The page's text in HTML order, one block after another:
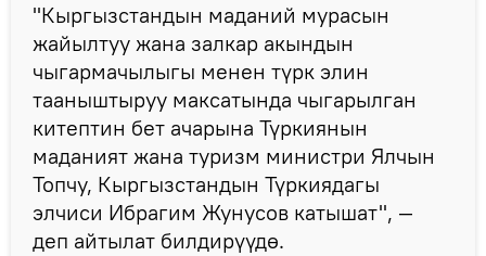
"Кыргызстандын маданий мурасын
жайылтуу жана залкар акындын
чыгармачылыгы менен түрк элин
тааныштыруу максатында чыгарылган
китептин бет ачарына Түркиянын
маданият жана туризм министри Ялчын
Топчу, Кыргызстандын Түркиядагы
элчиси Ибрагим Жунусов катышат", —
деп айтылат билдирүүдө.